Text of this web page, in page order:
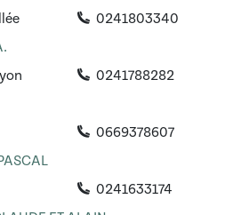
0241803340
0241788282
0669378607
0241633174